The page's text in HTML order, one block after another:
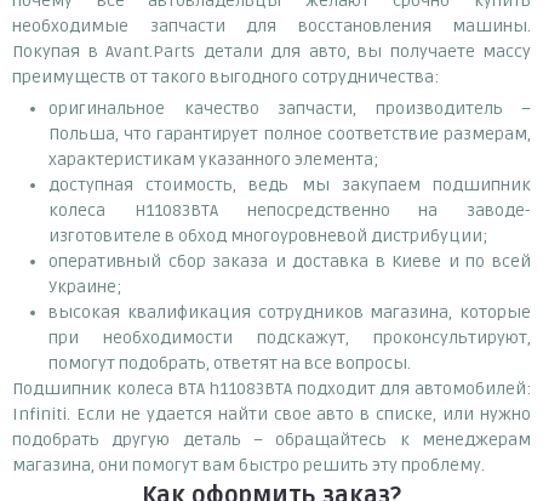
необходимые запчасти для восстановления машины.
Покупая в Avant.Parts детали для авто, вы получаете массу
преимуществ от такого выгодного сотрудничества:
оригинальное качество запчасти, производитель –
Польша, что гарантирует полное соответствие размерам,
характеристикам указанного элемента;
доступная стоимость, ведь мы закупаем подшипник
колеса H11083BTA непосредственно на заводе-
изготовителе в обход многоуровневой дистрибуции;
оперативный сбор заказа и доставка в Киеве и по всей
Украине;
высокая квалификация сотрудников магазина, которые
при необходимости подскажут, проконсультируют,
помогут подобрать, ответят на все вопросы.
Подшипник колеса BTA h11083BTA подходит для автомобилей:
Infiniti. Если не удается найти свое авто в списке, или нужно
подобрать другую деталь – обращайтесь к менеджерам
магазина, они помогут вам быстро решить эту проблему.